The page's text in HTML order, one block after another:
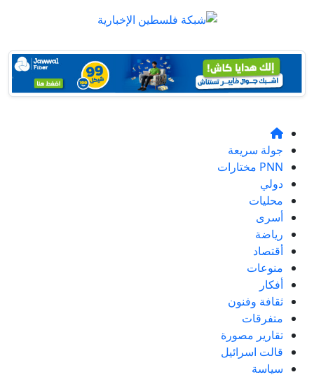
جولة سريعة
PNN مختارات
دولي
محليات
أسرى
رياضة
أقتصاد
منوعات
أفكار
ثقافة وفنون
متفرقات
تقارير مصورة
قالت اسرائيل
سياسة